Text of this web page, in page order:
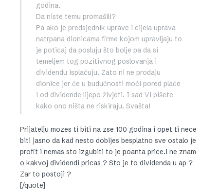
godina.
Da niste temu promašili?
Pa ako je predsjednik uprave i cijela uprava
natrpana dionicama firme kojom upravljaju to
je poticaj da posluju što bolje pa da si
temeljem tog pozitivnog poslovanja i
dividendu isplaćuju. Zato ni ne prodaju
dionice jer će u budućnosti moći pored plaće
i od dividende lijepo živjeti. I sad Vi pišete
kako ono ništa ne riskiraju. Svašta!
Prijatelju mozes ti biti na zse 100 godina i opet ti nece
biti jasno da kad nesto dobijes besplatno sve ostalo je
profit i nemas sto izgubiti to je poanta price.i ne znam
o kakvoj dividendi pricas ? Sto je to dividenda u ap ?
Zar to postoji ?
[/quote]